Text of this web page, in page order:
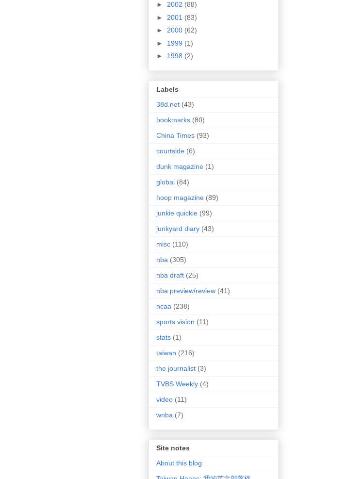
► 2002 (88)
► 2001 (83)
► 2000 (62)
► 1999 (1)
► 1998 (2)
Labels
38d.net (43)
bookmarks (80)
China Times (93)
courtside (6)
dunk magazine (1)
global (84)
hoop magazine (89)
junkie quickie (99)
junkyard diary (43)
misc (110)
nba (305)
nba draft (25)
nba preview/review (41)
ncaa (238)
sports vision (11)
stats (1)
taiwan (216)
the journalist (3)
TVBS Weekly (4)
video (11)
wnba (7)
Site notes
About this blog